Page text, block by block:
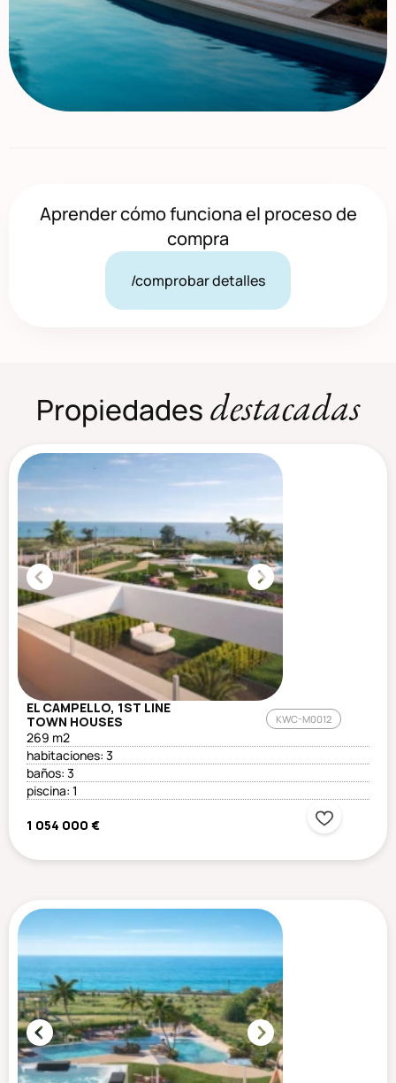
Aprender cómo funciona el proceso de
compra
/comprobar detalles
Propiedades destacadas
EL CAMPELLO, 1ST LINE
TOWN HOUSES
KWC-M0012
269 m2
habitaciones: 3
baños: 3
piscina: 1
1 054 000 €